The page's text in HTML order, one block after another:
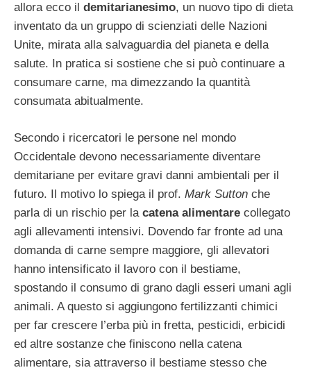
allora ecco il demitarianesimo, un nuovo tipo di dieta
inventato da un gruppo di scienziati delle Nazioni
Unite, mirata alla salvaguardia del pianeta e della
salute. In pratica si sostiene che si può continuare a
consumare carne, ma dimezzando la quantità
consumata abitualmente.
Secondo i ricercatori le persone nel mondo
Occidentale devono necessariamente diventare
demitariane per evitare gravi danni ambientali per il
futuro. Il motivo lo spiega il prof. Mark Sutton che
parla di un rischio per la catena alimentare collegato
agli allevamenti intensivi. Dovendo far fronte ad una
domanda di carne sempre maggiore, gli allevatori
hanno intensificato il lavoro con il bestiame,
spostando il consumo di grano dagli esseri umani agli
animali. A questo si aggiungono fertilizzanti chimici
per far crescere l’erba più in fretta, pesticidi, erbicidi
ed altre sostanze che finiscono nella catena
alimentare, sia attraverso il bestiame stesso che